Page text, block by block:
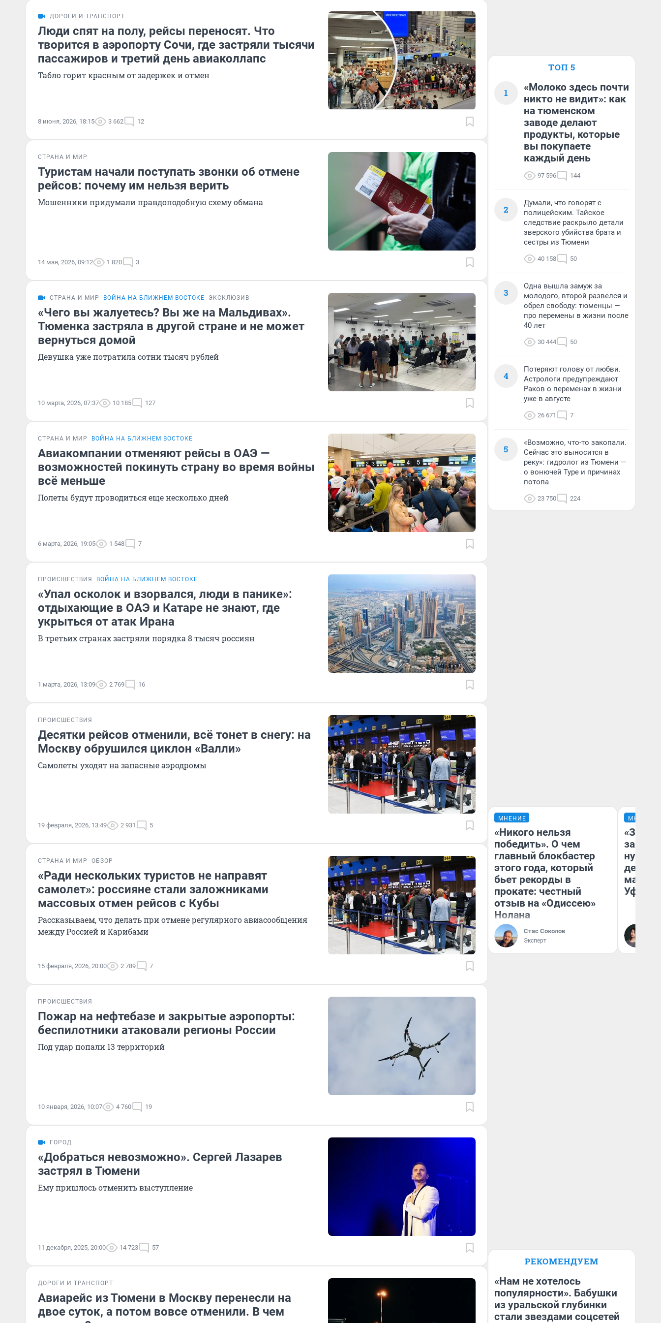
ДОРОГИ И ТРАНСПОРТ
Люди спят на полу, рейсы переносят. Что
творится в аэропорту Сочи, где застряли тысячи
пассажиров и третий день авиаколлапс
Табло горит красным от задержек и отмен
8 июня, 2026, 18:15 3 662 12
СТРАНА И МИР
Туристам начали поступать звонки об отмене
рейсов: почему им нельзя верить
Мошенники придумали правдоподобную схему обмана
14 мая, 2026, 09:12 1 820 3
СТРАНА И МИР ВОЙНА НА БЛИЖНЕМ ВОСТОКЕ ЭКСКЛЮЗИВ
«Чего вы жалуетесь? Вы же на Мальдивах».
Тюменка застряла в другой стране и не может
вернуться домой
Девушка уже потратила сотни тысяч рублей
10 марта, 2026, 07:37 10 185 127
СТРАНА И МИР ВОЙНА НА БЛИЖНЕМ ВОСТОКЕ
Авиакомпании отменяют рейсы в ОАЭ —
возможностей покинуть страну во время войны
всё меньше
Полеты будут проводиться еще несколько дней
6 марта, 2026, 19:05 1 548 7
ПРОИСШЕСТВИЯ ВОЙНА НА БЛИЖНЕМ ВОСТОКЕ
«Упал осколок и взорвался, люди в панике»:
отдыхающие в ОАЭ и Катаре не знают, где
укрыться от атак Ирана
В третьих странах застряли порядка 8 тысяч россиян
1 марта, 2026, 13:09 2 769 16
ПРОИСШЕСТВИЯ
Десятки рейсов отменили, всё тонет в снегу: на
Москву обрушился циклон «Валли»
Самолеты уходят на запасные аэродромы
19 февраля, 2026, 13:49 2 931 5
СТРАНА И МИР ОБЗОР
«Ради нескольких туристов не направят
самолет»: россияне стали заложниками
массовых отмен рейсов с Кубы
Рассказываем, что делать при отмене регулярного авиасообщения
между Россией и Карибами
15 февраля, 2026, 20:00 2 789 7
ПРОИСШЕСТВИЯ
Пожар на нефтебазе и закрытые аэропорты:
беспилотники атаковали регионы России
Под удар попали 13 территорий
10 января, 2026, 10:07 4 760 19
ГОРОД
«Добраться невозможно». Сергей Лазарев
застрял в Тюмени
Ему пришлось отменить выступление
11 декабря, 2025, 20:00 14 723 57
ДОРОГИ И ТРАНСПОРТ
Авиарейс из Тюмени в Москву перенесли на
двое суток, а потом вовсе отменили. В чем
ТОП 5
1
«Молоко здесь почти
никто не видит»: как
на тюменском
заводе делают
продукты, которые
вы покупаете
каждый день
97 596 144
2
Думали, что говорят с
полицейским. Тайское
следствие раскрыло детали
зверского убийства брата и
сестры из Тюмени
40 158 50
3
Одна вышла замуж за
молодого, второй развелся и
обрел свободу: тюменцы —
про перемены в жизни после
40 лет
30 444 50
4
Потеряют голову от любви.
Астрологи предупреждают
Раков о переменах в жизни
уже в августе
26 671 7
5
«Возможно, что-то закопали.
Сейчас это выносится в
реку»: гидролог из Тюмени —
о вонючей Туре и причинах
потопа
23 750 224
МНЕНИЕ
«Никого нельзя
победить». О чем
главный блокбастер
этого года, который
бьет рекорды в
прокате: честный
отзыв на «Одиссею»
Нолана
Стас Соколов
Эксперт
МНЕНИЕ
дела с
Уфа
РЕКОМЕНДУЕМ
«Нам не хотелось
популярности». Бабушки
из уральской глубинки
стали звездами соцсетей